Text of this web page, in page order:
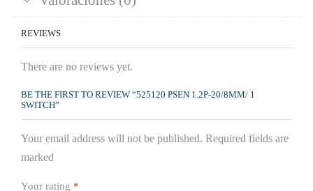
REVIEWS
There are no reviews yet.
BE THE FIRST TO REVIEW “525120 PSEN 1.2P-20/8MM/ 1
SWITCH”
Your email address will not be published. Required fields are
marked
Your rating *